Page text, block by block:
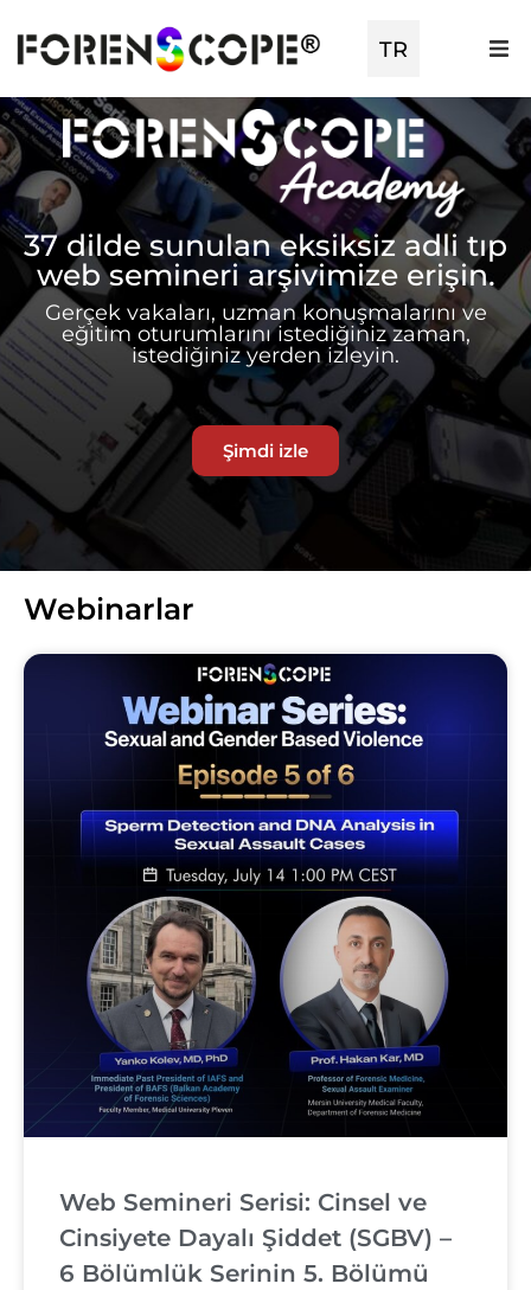
TR
ES
37 dilde sunulan eksiksiz adli tıp
web semineri arşivimize erişin.
Gerçek vakaları, uzman konuşmalarını ve
eğitim oturumlarını istediğiniz zaman,
istediğiniz yerden izleyin.
Şimdi izle
Webinarlar
Web Semineri Serisi: Cinsel ve
Cinsiyete Dayalı Şiddet (SGBV) –
6 Bölümlük Serinin 5. Bölümü